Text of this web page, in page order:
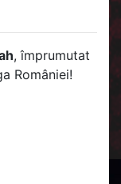
, împrumutat
României!